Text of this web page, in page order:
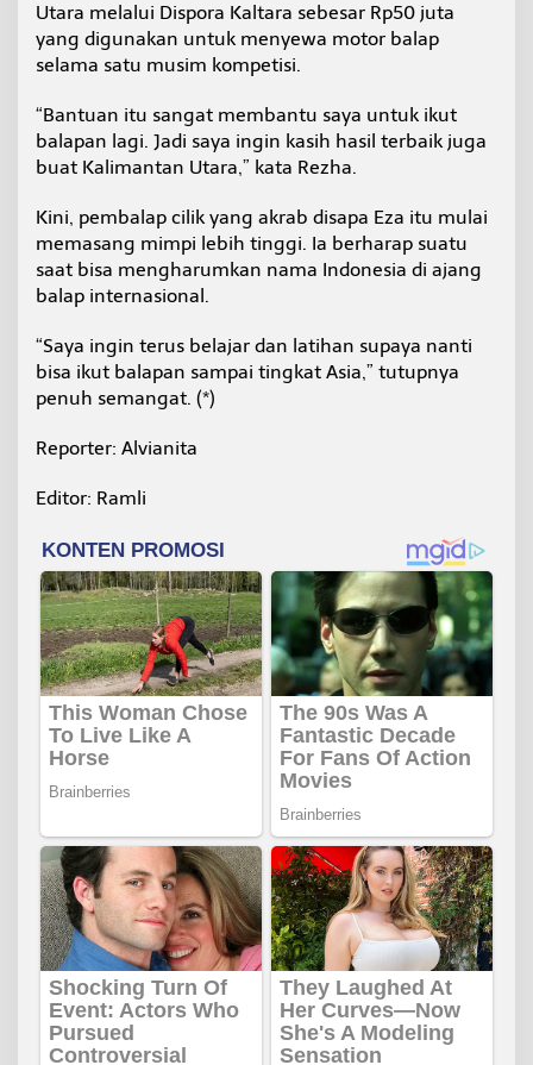
Utara melalui Dispora Kaltara sebesar Rp50 juta
yang digunakan untuk menyewa motor balap
selama satu musim kompetisi.
“Bantuan itu sangat membantu saya untuk ikut
balapan lagi. Jadi saya ingin kasih hasil terbaik juga
buat Kalimantan Utara,” kata Rezha.
Kini, pembalap cilik yang akrab disapa Eza itu mulai
memasang mimpi lebih tinggi. Ia berharap suatu
saat bisa mengharumkan nama Indonesia di ajang
balap internasional.
“Saya ingin terus belajar dan latihan supaya nanti
bisa ikut balapan sampai tingkat Asia,” tutupnya
penuh semangat. (*)
Reporter: Alvianita
Editor: Ramli